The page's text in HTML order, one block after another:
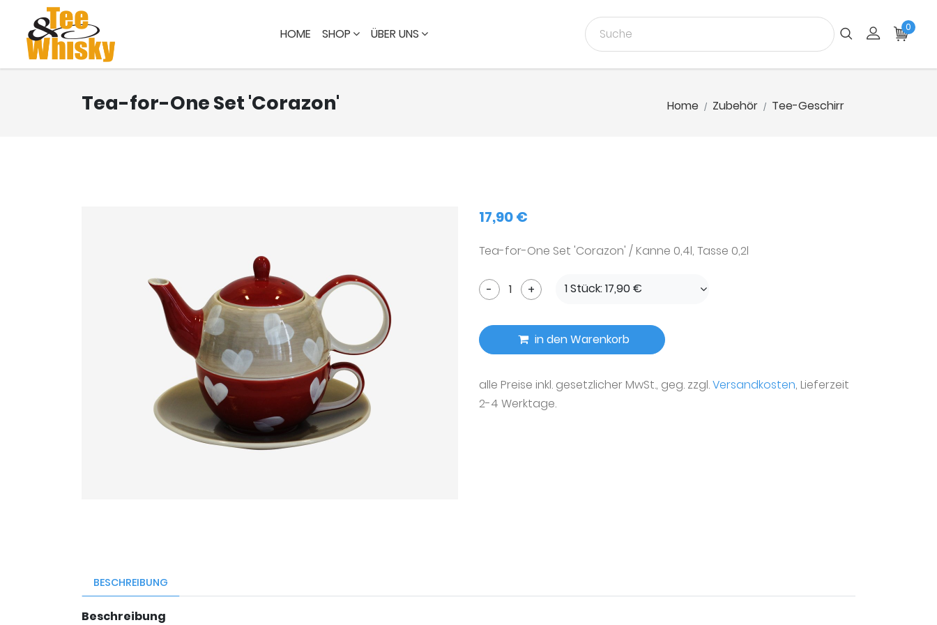
HOME SHOP ÜBER UNS 0
Tea-for-One Set 'Corazon' Home Zubehör Tee-Geschirr
17,90 €
Tea-for-One Set 'Corazon' / Kanne 0,4l, Tasse 0,2l
- + 1 Stück: 17,90 €
in den Warenkorb
alle Preise inkl. gesetzlicher MwSt., geg. zzgl.Versandkosten, Lieferzeit
2-4 Werktage.
BESCHREIBUNG
Beschreibung